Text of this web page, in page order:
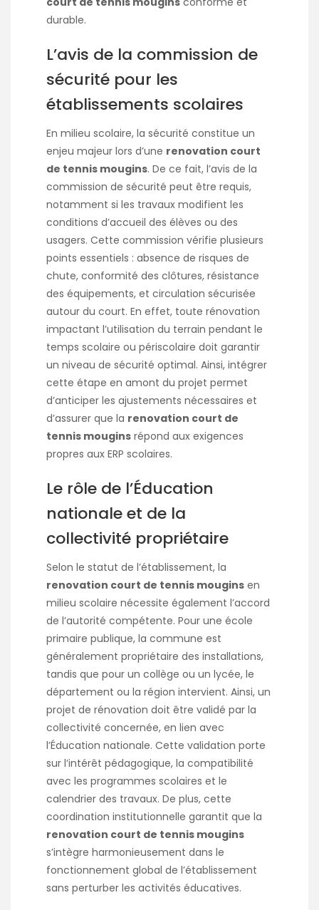
durable.
L’avis de la commission de
sécurité pour les
établissements scolaires
En milieu scolaire, la sécurité constitue un
enjeu majeur lors d’une renovation court
de tennis mougins. De ce fait, l’avis de la
commission de sécurité peut être requis,
notamment si les travaux modifient les
conditions d’accueil des élèves ou des
usagers. Cette commission vérifie plusieurs
points essentiels : absence de risques de
chute, conformité des clôtures, résistance
des équipements, et circulation sécurisée
autour du court. En effet, toute rénovation
impactant l’utilisation du terrain pendant le
temps scolaire ou périscolaire doit garantir
un niveau de sécurité optimal. Ainsi, intégrer
cette étape en amont du projet permet
d’anticiper les ajustements nécessaires et
d’assurer que la renovation court de
tennis mougins répond aux exigences
propres aux ERP scolaires.
Le rôle de l’Éducation
nationale et de la
collectivité propriétaire
Selon le statut de l’établissement, la
renovation court de tennis mougins en
milieu scolaire nécessite également l’accord
de l’autorité compétente. Pour une école
primaire publique, la commune est
généralement propriétaire des installations,
tandis que pour un collège ou un lycée, le
département ou la région intervient. Ainsi, un
projet de rénovation doit être validé par la
collectivité concernée, en lien avec
l’Éducation nationale. Cette validation porte
sur l’intérêt pédagogique, la compatibilité
avec les programmes scolaires et le
calendrier des travaux. De plus, cette
coordination institutionnelle garantit que la
renovation court de tennis mougins
s’intègre harmonieusement dans le
fonctionnement global de l’établissement
sans perturber les activités éducatives.